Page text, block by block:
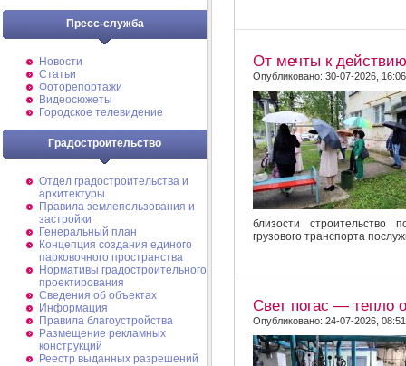
Пресс-служба
Новости
Статьи
Фоторепортажи
Видеосюжеты
Городское телевидение
Градостроительство
Отдел градостроительства и
архитектуры
Правила землепользования и
застройки
Генеральный план
Концепция создания единого
парковочного пространства
Нормативы градостроительного
проектирования
Сведения об объектах
Информация
Правила благоустройства
Размещение рекламных
конструкций
Реестр выданных разрешений
От мечты к действию
Опубликовано: 30-07-2026, 16:06
близости строительство
грузового транспорта
Свет погас — тепло
Опубликовано: 24-07-2026, 08:51